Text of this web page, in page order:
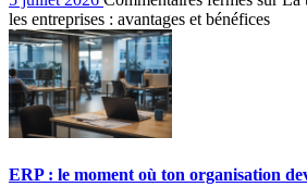
les entreprises : avantages et bénéfices
ERP : le moment où ton organisation